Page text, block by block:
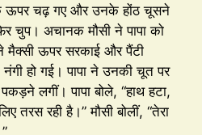
के ऊपर चढ़ गए और उनके होंठ चूसने
चुप। अचानक मौसी ने पापा को
मैक्सी ऊपर सरकाई और पैंटी
हो गई। पापा ने उनकी चूत पर
लगीं। पापा बोले, “हाथ हटा,
तरस रही है।” मौसी बोलीं, “तेरा